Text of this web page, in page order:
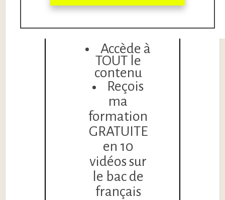
DEVIENS
MEMBRE
Accède à
TOUT le
contenu
Reçois
ma
formation
GRATUITE
en 10
vidéos sur
le bac de
français